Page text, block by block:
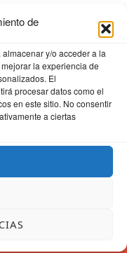
de
y/o acceder a la
la experiencia de
El
procesar datos como el
en este sitio. No consentir
a ciertas